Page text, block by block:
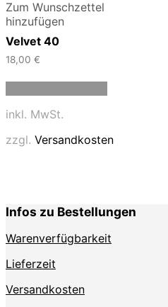
Zum Wunschzettel
hinzufügen
Velvet 40
18,00 €
auf.
der
Produktseite
gewählt
inkl. MwSt.
zzgl. Versandkosten
Infos zu Bestellungen
Warenverfügbarkeit
Lieferzeit
Versandkosten